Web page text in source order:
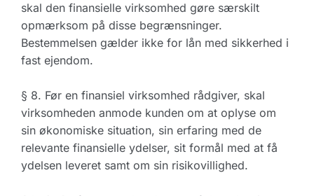
skal den finansielle virksomhed gøre særskilt
opmærksom på disse begrænsninger.
Bestemmelsen gælder ikke for lån med sikkerhed i
fast ejendom.
§ 8. Før en finansiel virksomhed rådgiver, skal
virksomheden anmode kunden om at oplyse om
sin økonomiske situation, sin erfaring med de
relevante finansielle ydelser, sit formål med at få
ydelsen leveret samt om sin risikovillighed.